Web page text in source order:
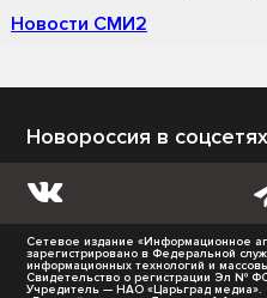
Новости СМИ2
Новороссия в
Сетевое издание «Информационное
зарегистрировано в Федеральной
информационных технологий и
Свидетельство о регистрации Эл №
Учредитель — НАО «Царьград медиа».